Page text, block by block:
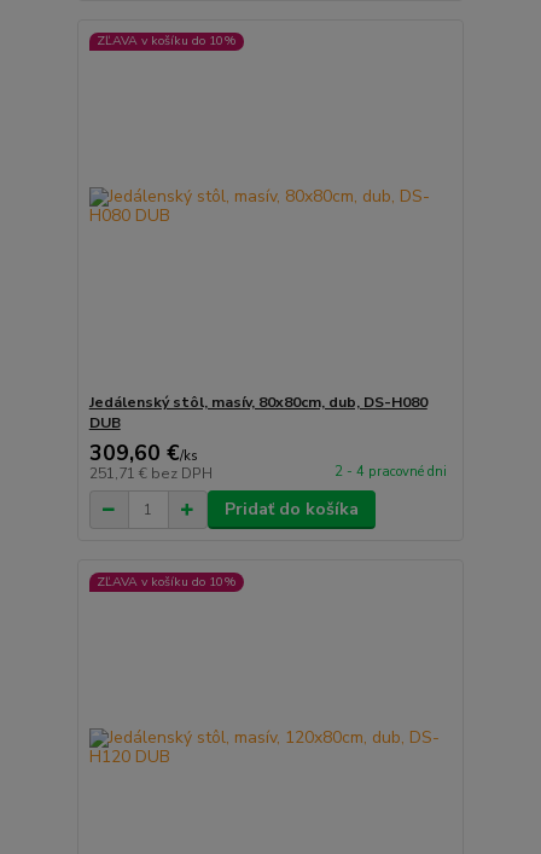
ZĽAVA v košíku do 10%
Jedálenský stôl, masív, 80x80cm, dub, DS-H080
DUB
309,60 €/ks
251,71 € bez DPH 2 - 4 pracovné dni
Pridať do košíka
ZĽAVA v košíku do 10%